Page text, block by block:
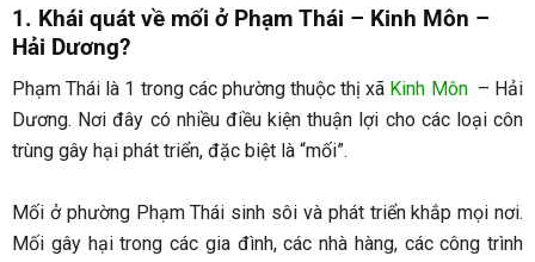
1. Khái quát về mối ở Phạm Thái – Kinh Môn –
Hải Dương?
Phạm Thái là 1 trong các phường thuộc thị xã Kinh Môn– Hải
Dương. Nơi đây có nhiều điều kiện thuận lợi cho các loại côn
trùng gây hại phát triển, đặc biệt là “mối”.
Mối ở phường Phạm Thái sinh sôi và phát triển khắp mọi nơi.
Mối gây hại trong các gia đình, các nhà hàng, các công trình